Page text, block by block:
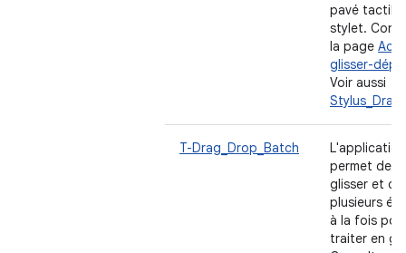
pavé tactile
stylet.
la page
glisser-
Voir aussi
T-Drag_Drop_Batch
L'application
permet de
glisser et
plusieurs
à la fois
traiter en